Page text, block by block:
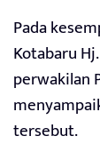
Pada
Kotabaru
perwakilan
tersebut.